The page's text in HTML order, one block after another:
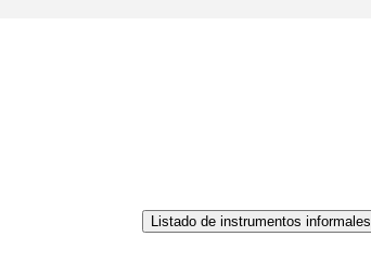
Listado de instrumentos informales